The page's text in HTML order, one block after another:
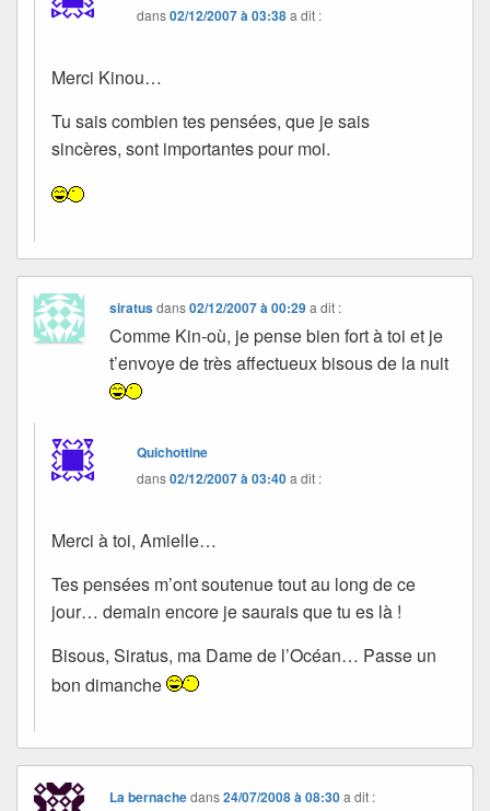
dans02/12/2007 à 03:38a dit :
Merci Kinou…
Tu sais combien tes pensées, que je sais
sincères, sont importantes pour moi.
siratusdans02/12/2007 à 00:29 a dit :
Comme Kin-où, je pense bien fort à toi et je
t’envoye de très affectueux bisous de la nuit
Quichottine
dans02/12/2007 à 03:40a dit :
Merci à toi, Amielle…
Tes pensées m’ont soutenue tout au long de ce
jour… demain encore je saurais que tu es là !
Bisous, Siratus, ma Dame de l’Océan… Passe un
bon dimanche
La bernachedans24/07/2008 à 08:30 a dit :